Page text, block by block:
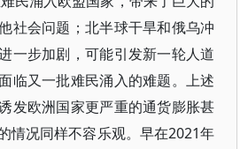
社会问题；北半球干旱和俄乌冲
一步加剧，可能引发新一轮人道
临又一批难民涌入的难题。上述
发欧洲国家更严重的通货膨胀甚
情况同样不容乐观。早在2021年